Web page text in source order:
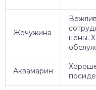
Жечужина
цены.
Аквамарин